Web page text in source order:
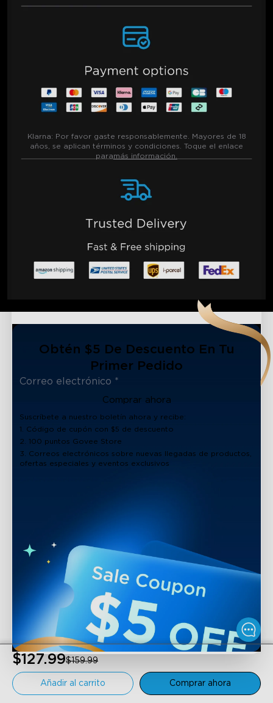
$127.99$159.99
Añadir al carrito Comprar ahora
Govee Floor Lamp 2
$127.99 $159.99
Comprar Ahora
Klarna: Por favor gaste responsablemente. Mayores de 18
años, se aplican términos y condiciones. Toque el enlace
paramás información.
Obtén $5 De Descuento En Tu
Primer Pedido
Comprar ahora
Suscríbete a nuestro boletín ahora y recibe:
1. Código de cupón con $5 de descuento
2. 100 puntos Govee Store
3. Correos electrónicos sobre nuevas llegadas de productos,
ofertas especiales y eventos exclusivos
Soporte